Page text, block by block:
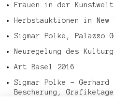
Frauen in der Kunstwelt
Herbstauktionen in New
Sigmar Polke, Palazzo
Neuregelung des
Art Basel 2016
Sigmar Polke – Gerhard
Bescherung,